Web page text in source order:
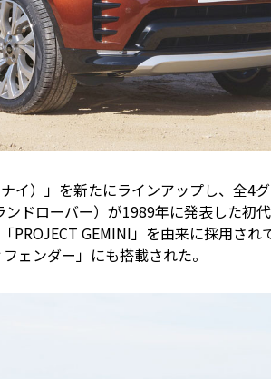
イ）」を新たにラインアップし、全4
ドローバー）が1989年に発表した初
GEMINI」を由来に採用され
ェンダー」にも搭載された。